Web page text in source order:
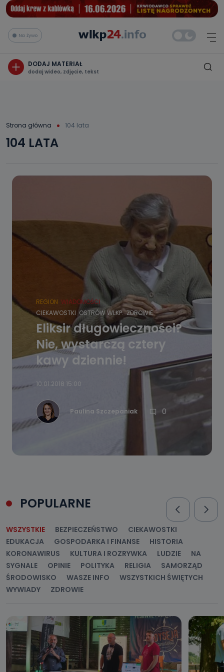
Na żywo
DODAJ MATERIAŁ
dodaj wideo, zdjęcie, tekst
Strona główna 104 lata
104 LATA
REGION WIADOMOŚCI
CIEKAWOSTKI OSTRÓW WLKP. ZDROWIE
Eliksir długowieczności?
Nie, wystarczą cztery
kawy dziennie!
10.01.2018 15:00
Paulina Szczepaniak 0
POPULARNE
WSZYSTKIE BEZPIECZEŃSTWO
CIEKAWOSTKI
EDUKACJA
GOSPODARKA I FINANSE
HISTORIA
KORONAWIRUS
KULTURA I ROZRYWKA LUDZIE
NA
SYGNALE
OPINIE POLITYKA RELIGIA
SAMORZĄD
ŚRODOWISKO
WASZE INFO
WSZYSTKICH ŚWIĘTYCH
WYWIADY
ZDROWIE